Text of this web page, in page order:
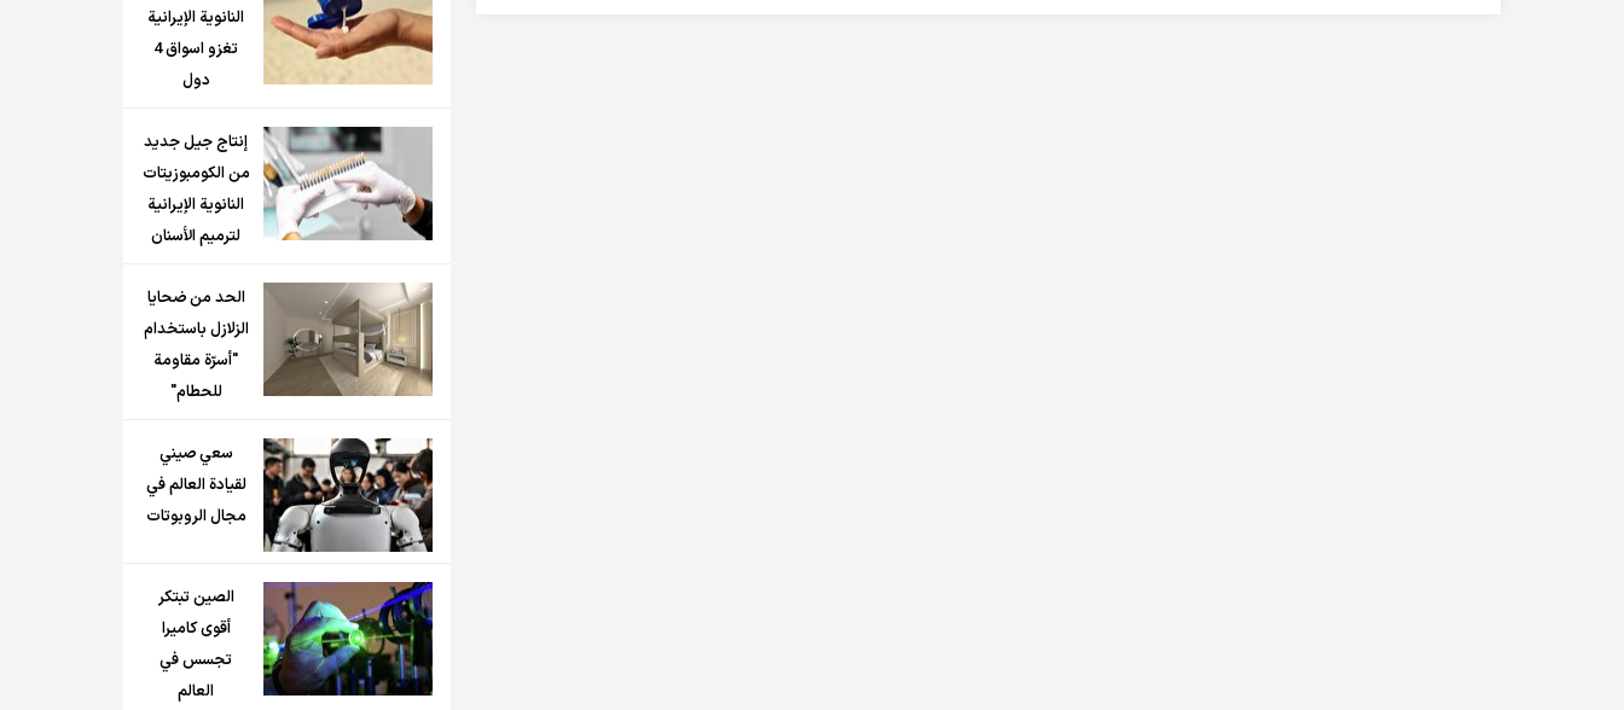
النانوية الإيرانية
تغزو اسواق 4
دول
إنتاج جيل جديد
من الكومبوزيتات
النانوية الإيرانية
لترميم الأسنان
الحد من ضحايا
الزلازل باستخدام
"أسرّة مقاومة
للحطام"
سعي صيني
لقيادة العالم في
مجال الروبوتات
الصين تبتكر
أقوى كاميرا
تجسس في
العالم